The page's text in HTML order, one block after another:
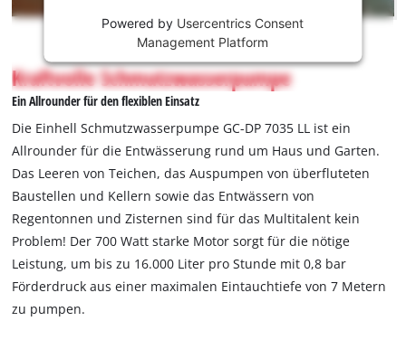
content
permitted
to
load
to
trackers
that
are
not
to
the
visitor.
Powered by Usercentrics Consent
Management Platform
Kraftvolle Schmutzwasserpumpe
Ein Allrounder für den flexiblen Einsatz
Die Einhell Schmutzwasserpumpe GC-DP 7035 LL ist ein
Allrounder für die Entwässerung rund um Haus und Garten.
Das Leeren von Teichen, das Auspumpen von überfluteten
Baustellen und Kellern sowie das Entwässern von
Regentonnen und Zisternen sind für das Multitalent kein
Problem! Der 700 Watt starke Motor sorgt für die nötige
Leistung, um bis zu 16.000 Liter pro Stunde mit 0,8 bar
Förderdruck aus einer maximalen Eintauchtiefe von 7 Metern
zu pumpen.